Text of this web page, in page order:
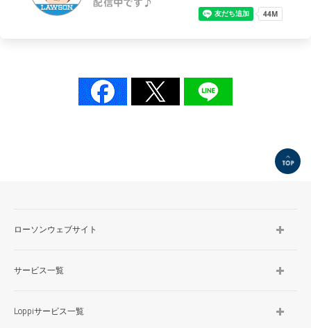
ローソンウェブサイト
サービス一覧
Loppiサービス一覧